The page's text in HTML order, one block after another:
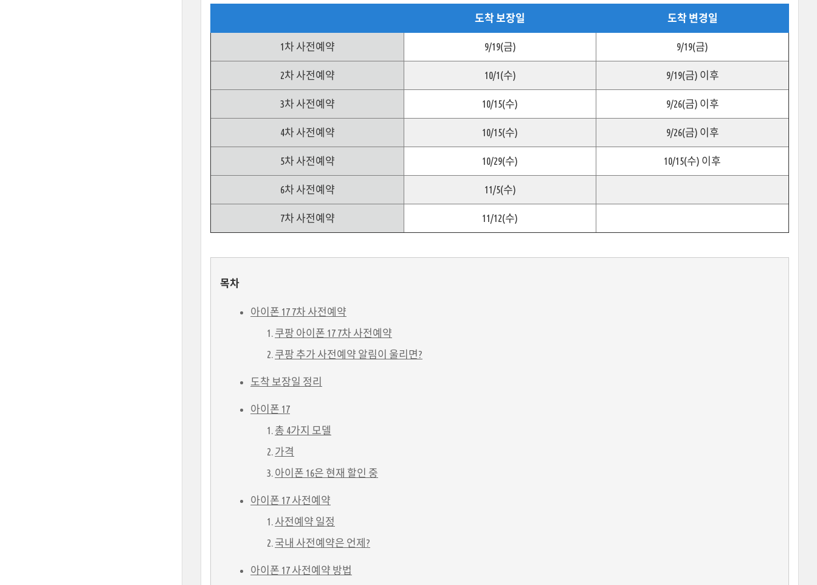
도착 보장일 도착 변경일
1차 사전예약 9/19(금) 9/19(금)
2차 사전예약 10/1(수) 9/19(금) 이후
3차 사전예약 10/15(수) 9/26(금) 이후
4차 사전예약 10/15(수) 9/26(금) 이후
5차 사전예약 10/29(수) 10/15(수) 이후
6차 사전예약 11/5(수)
7차 사전예약 11/12(수)
목차
아이폰 17 7차 사전예약
쿠팡 아이폰 17 7차 사전예약
쿠팡 추가 사전예약 알림이 울리면?
도착 보장일 정리
아이폰 17
총 4가지 모델
가격
아이폰 16은 현재 할인 중
아이폰 17 사전예약
사전예약 일정
국내 사전예약은 언제?
아이폰 17 사전예약 방법